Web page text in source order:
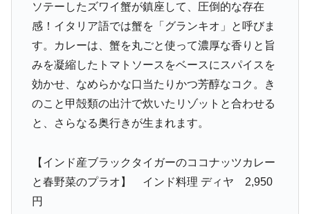
ソテーしたズワイ蟹が鎮座して、圧倒的な存在
感！イタリア語では蟹を「グランキオ」と呼びま
す。カレーは、蟹を丸ごと使って濃厚な香りと旨
みを凝縮したトマトソースをベースにスパイスを
効かせ、なめらかな口当たりかつ芳醇なコク。き
のこと甲殻類の出汁で炊いたリゾットと合わせる
と、さらなる奥行きが生まれます。
【インド産ブラックタイガーのココナッツカレー
と春野菜のプラオ】 インド料理 ディヤ 2,950
円